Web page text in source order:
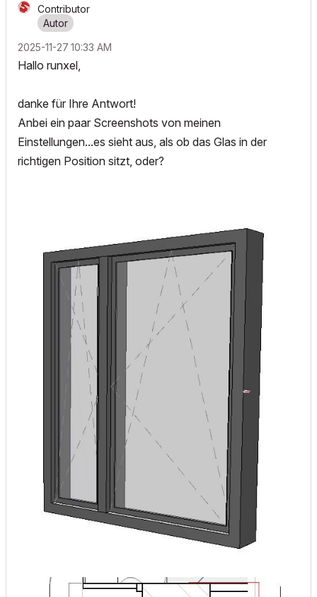
Contributor
‎2025-11-27 10:33 AM
Hallo runxel,
danke für Ihre Antwort!
Anbei ein paar Screenshots von meinen
Einstellungen...es sieht aus, als ob das Glas in der
richtigen Position sitzt, oder?